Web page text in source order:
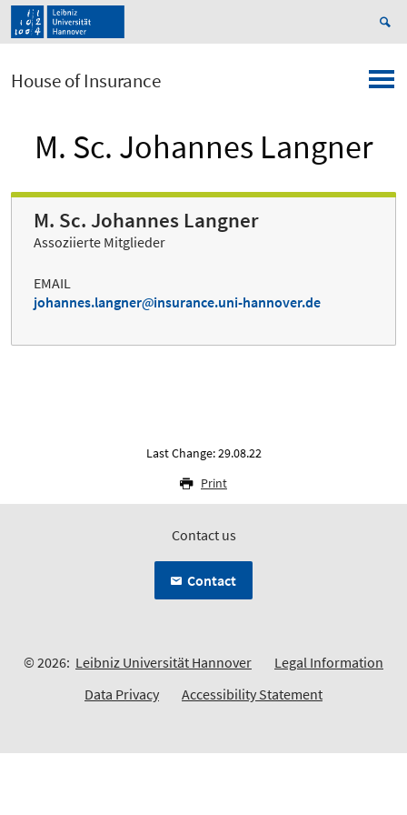
House of Insurance
M. Sc. Johannes Langner
M. Sc. Johannes Langner
Assoziierte Mitglieder
EMAIL
johannes.langner
insurance.uni-hannover.de
Last Change: 29.08.22
Print
Contact us
Contact
© 2026: Leibniz Universität Hannover
Legal Information
Data Privacy
Accessibility Statement